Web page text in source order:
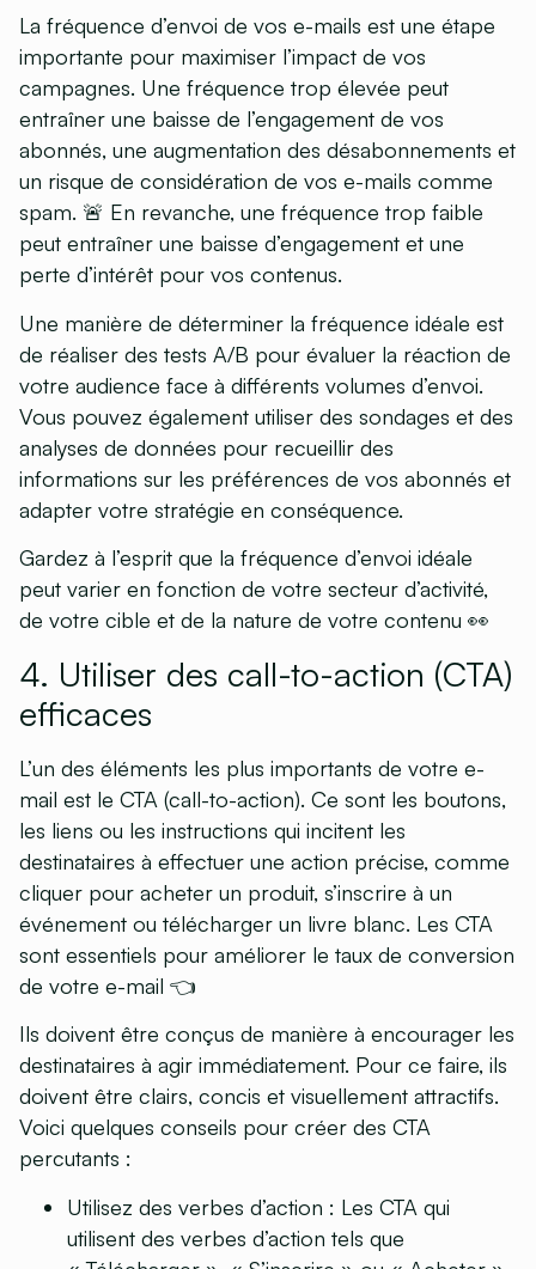
La fréquence d’envoi de vos e-mails est une étape
importante pour maximiser l’impact de vos
campagnes. Une fréquence trop élevée peut
entraîner une baisse de l’engagement de vos
abonnés, une augmentation des désabonnements et
un risque de considération de vos e-mails comme
spam. 🚨 En revanche, une fréquence trop faible
peut entraîner une baisse d’engagement et une
perte d’intérêt pour vos contenus.
Une manière de déterminer la fréquence idéale est
de réaliser des tests A/B pour évaluer la réaction de
votre audience face à différents volumes d’envoi.
Vous pouvez également utiliser des sondages et des
analyses de données pour recueillir des
informations sur les préférences de vos abonnés et
adapter votre stratégie en conséquence.
Gardez à l’esprit que la fréquence d’envoi idéale
peut varier en fonction de votre secteur d’activité,
de votre cible et de la nature de votre contenu 👀
4. Utiliser des call-to-action (CTA)
efficaces
L’un des éléments les plus importants de votre e-
mail est le CTA (call-to-action). Ce sont les boutons,
les liens ou les instructions qui incitent les
destinataires à effectuer une action précise, comme
cliquer pour acheter un produit, s’inscrire à un
événement ou télécharger un livre blanc. Les CTA
sont essentiels pour améliorer le taux de conversion
de votre e-mail 👈
Ils doivent être conçus de manière à encourager les
destinataires à agir immédiatement. Pour ce faire, ils
doivent être clairs, concis et visuellement attractifs.
Voici quelques conseils pour créer des CTA
percutants :
Utilisez des verbes d’action : Les CTA qui
utilisent des verbes d’action tels que